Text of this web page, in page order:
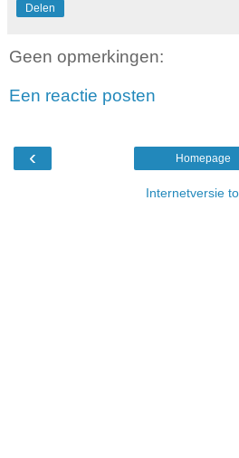
Delen
Geen opmerkingen:
Een reactie posten
‹ Homepage
Internetversie